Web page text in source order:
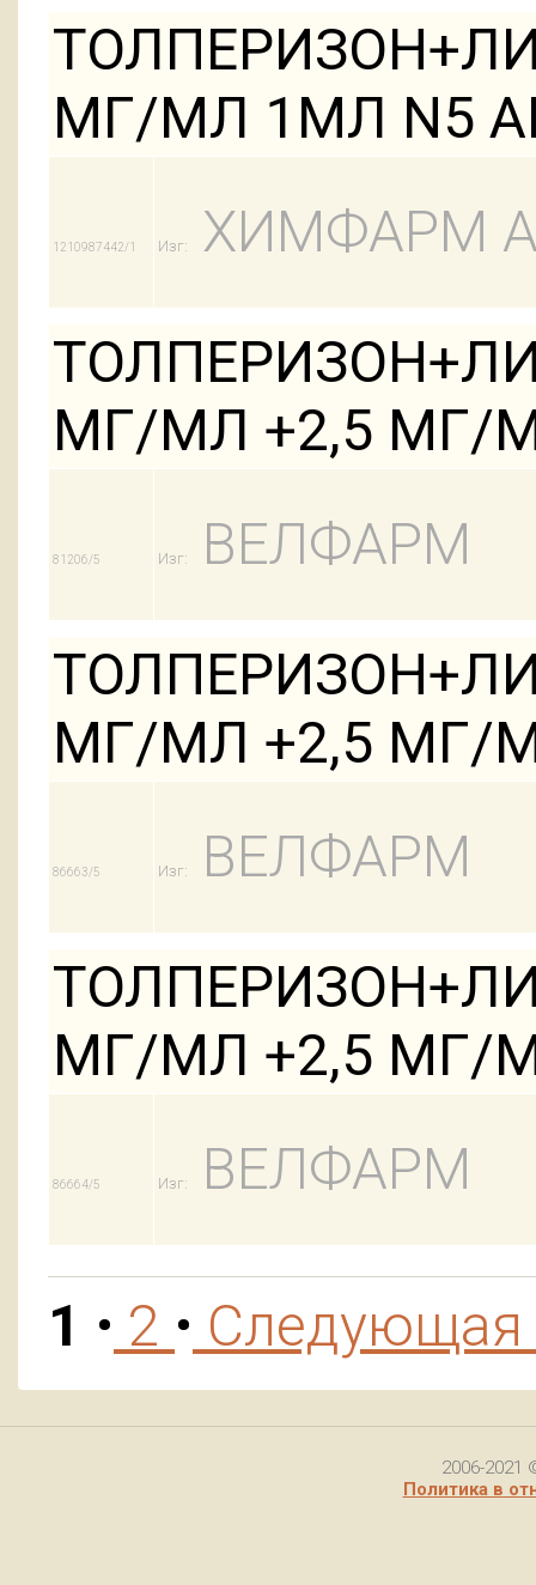
МГ/МЛ 1МЛ N5
1210987442/1 Изг:
ХИМФАРМ
МГ/МЛ +2,5 МГ/
81206/5 Изг:
ВЕЛФАРМ
МГ/МЛ +2,5 МГ/
86663/5 Изг:
ВЕЛФАРМ
МГ/МЛ +2,5 МГ/
86664/5 Изг: ВЕЛФАРМ
1 • 2 • Следующая
2006-2021
Политика в